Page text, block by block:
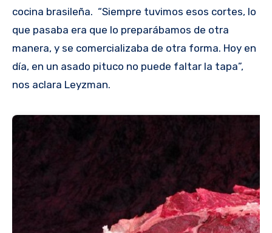
cocina brasileña. “Siempre tuvimos esos cortes, lo
que pasaba era que lo preparábamos de otra
manera, y se comercializaba de otra forma. Hoy en
día, en un asado pituco no puede faltar la tapa”,
nos aclara Leyzman.